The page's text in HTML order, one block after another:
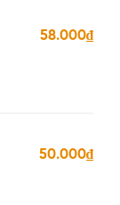
58.000₫
50.000₫